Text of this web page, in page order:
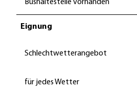
Bushaltestelle vorhanden
Eignung
Schlechtwetterangebot
für jedes Wetter